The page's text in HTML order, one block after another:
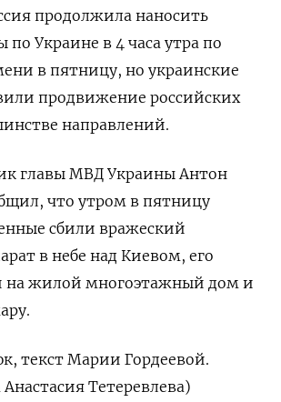
продолжила наносить
по Украине в 4 часа утра по
в пятницу, но украинские
продвижение российских
направлений.
главы МВД Украины Антон
что утром в пятницу
сбили вражеский
в небе над Киевом, его
на жилой многоэтажный дом и
текст Марии Гордеевой.
Тетеревлева)